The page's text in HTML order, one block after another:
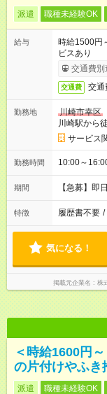
派遣 職種未経験OK
給与
時給1500円
ビスあり
交通費別
交通費 交通
勤務地
川崎市幸区
川崎駅から
サービス
勤務時間 10:00～
期間 【急募】
特徴 履歴書不要 /
気になる！
掲載元企業名 株
＜時給1600円
の片付けやふき
派遣 職種未経験OK